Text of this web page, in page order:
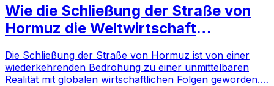
Wie die Schließung der Straße von
Hormuz die Weltwirtschaft
Die Schließung der Straße von Hormuz ist von einer
wiederkehrenden Bedrohung zu einer unmittelbaren
Realität mit globalen wirtschaftlichen Folgen geworden.